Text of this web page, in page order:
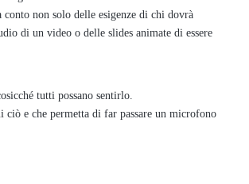
conto non solo delle esigenze di chi dovrà
di un video o delle slides animate di essere
tutti possano sentirlo.
e che permetta di far passare un microfono